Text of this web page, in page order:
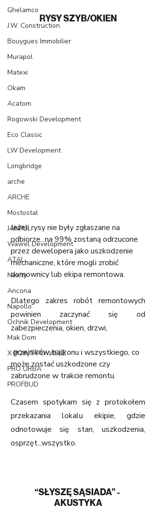
Ghelamco
J.W. Construction
Bouygues Immobilier
Murapol
Matexi
Okam
Acatom
Rogowski Development
Eco Classic
LW Development
Longbridge
arche
ARCHE
Mostostal
JANPUL
Wawel Development
ATAL
Nexity
Ancona
Napollo
Ochnik Development
Mak Dom
X POINT POWISLE
PRO URBA
PROFBUD
RYSY SZYB/OKIEN
Jeżeli rysy nie były zgłaszane na
odbiorze...na 99% zostaną odrzucone
przez dewelopera jako uszkodzenie
mechaniczne, które mogli zrobić
domownicy lub ekipa remontowa.
Dlatego zakres robót remontowych
powinien zaczynać się od
zabezpieczenia, okien, drzwi,
grzejników, balkonu i wszystkiego, co
może zostać uszkodzone czy
zabrudzone w trakcie remontu.
Czasem spotykam się z protokołem
przekazania lokalu ekipie, gdzie
odnotowuje się stan, uszkodzenia,
osprzęt...wszystko.
“SŁYSZĘ SĄSIADA” -
AKUSTYKA